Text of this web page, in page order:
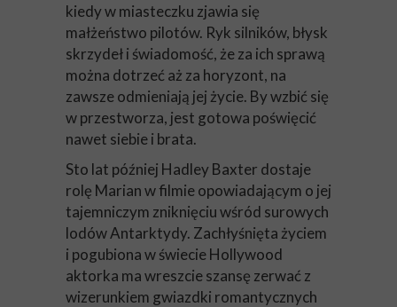
kiedy w miasteczku zjawia się
małżeństwo pilotów. Ryk silników, błysk
skrzydeł i świadomość, że za ich sprawą
można dotrzeć aż za horyzont, na
zawsze odmieniają jej życie. By wzbić się
w przestworza, jest gotowa poświęcić
nawet siebie i brata.
Sto lat później Hadley Baxter dostaje
rolę Marian w filmie opowiadającym o jej
tajemniczym zniknięciu wśród surowych
lodów Antarktydy. Zachłyśnięta życiem
i pogubiona w świecie Hollywood
aktorka ma wreszcie szansę zerwać z
wizerunkiem gwiazdki romantycznych